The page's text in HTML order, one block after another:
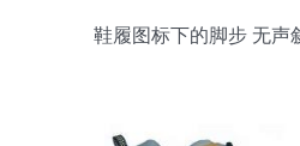
鞋履图标下的脚步 无声